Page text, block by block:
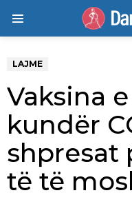
LAJME
Vaksina
kundër
shpresat
të të